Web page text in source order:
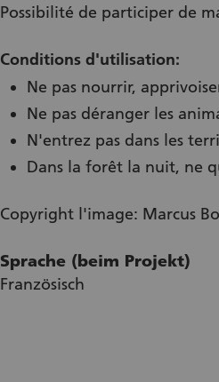
Possibilité de participer de
Conditions d'utilisation:
Ne pas nourrir,
Ne pas déranger les
N'entrez pas dans les
Dans la forêt la nuit, ne
Copyright l'image: Marcus
Sprache (beim Projekt)
Französisch